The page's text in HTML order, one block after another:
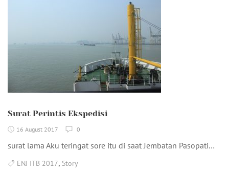
Surat Perintis Ekspedisi
16 August 2017 0
surat lama Aku teringat sore itu di saat Jembatan Pasopati…
ENJ ITB 2017, Story